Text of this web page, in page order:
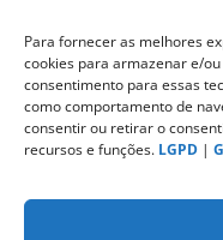
Para fornecer as melhores
cookies para armazenar e/
consentimento para essas
como comportamento de
consentir ou retirar o
recursos e funções. LGPD |
PIPEDA
and